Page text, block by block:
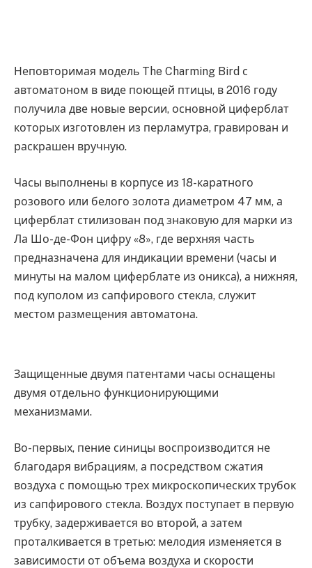
Неповторимая модель The Charming Bird с
автоматоном в виде поющей птицы, в 2016 году
получила две новые версии, основной циферблат
которых изготовлен из перламутра, гравирован и
раскрашен вручную.
Часы выполнены в корпусе из 18-каратного
розового или белого золота диаметром 47 мм, а
циферблат стилизован под знаковую для марки из
Ла Шо-де-Фон цифру «8», где верхняя часть
предназначена для индикации времени (часы и
минуты на малом циферблате из оникса), а нижняя,
под куполом из сапфирового стекла, служит
местом размещения автоматона.
Защищенные двумя патентами часы оснащены
двумя отдельно функционирующими
механизмами.
Во-первых, пение синицы воспроизводится не
благодаря вибрациям, а посредством сжатия
воздуха с помощью трех микроскопических трубок
из сапфирового стекла. Воздух поступает в первую
трубку, задерживается во второй, а затем
проталкивается в третью: мелодия изменяется в
зависимости от объема воздуха и скорости